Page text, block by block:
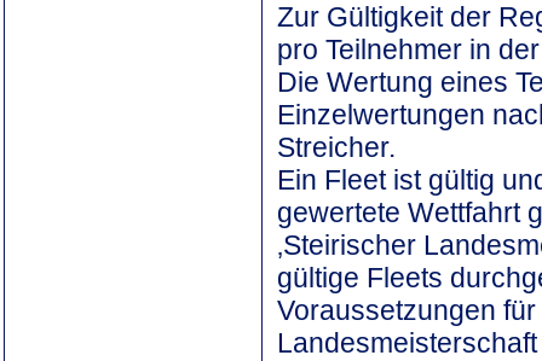
Zur Gültigkeit der
pro Teilnehmer in
Die Wertung eines
Einzelwertungen
Streicher.
Ein Fleet ist gültig
gewertete Wettfahrt
‚Steirischer
gültige Fleets
Voraussetzungen